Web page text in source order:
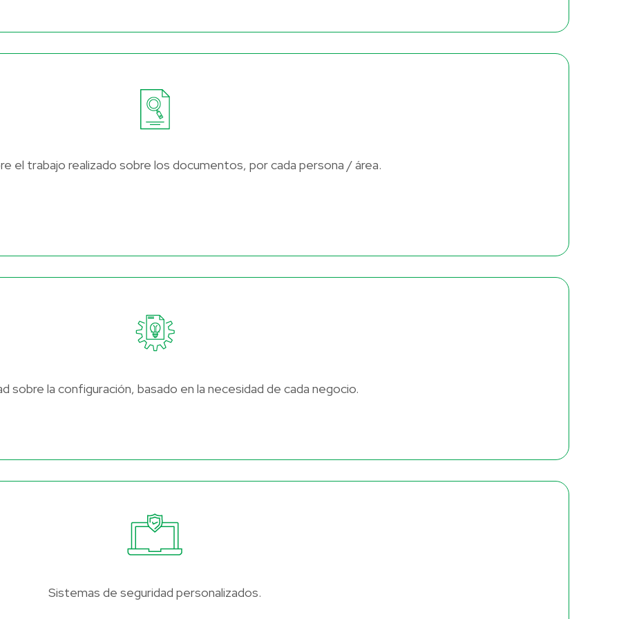
el trabajo realizado sobre los documentos, por cada persona / área.
sobre la configuración, basado en la necesidad de cada negocio.
Sistemas de seguridad personalizados.